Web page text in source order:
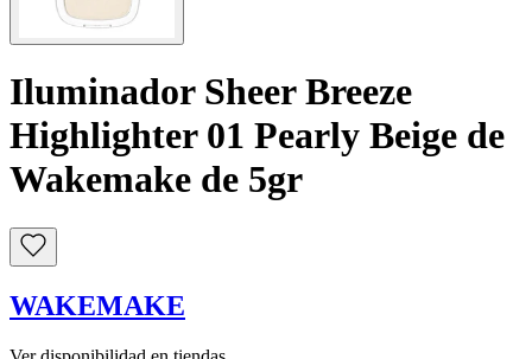
Iluminador Sheer Breeze
Highlighter 01 Pearly Beige de
Wakemake de 5gr
WAKEMAKE